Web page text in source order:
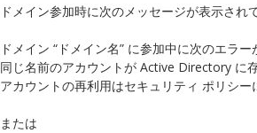
ドメイン参加時に次のメッセージが表示され
ドメイン “ドメイン名” に参加中に次のエラ
同じ名前のアカウントが Active Directory に存
アカウントの再利用はセキュリティ ポリシー
または